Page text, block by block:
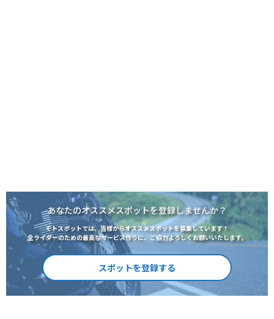
あなたのオススメスポットを登録しませんか？
モトスポットでは、皆様からオススメスポットを募集しています！
全ライダーのための最高なサービス作りに、ご協力よろしくお願いいたします。
スポットを登録する